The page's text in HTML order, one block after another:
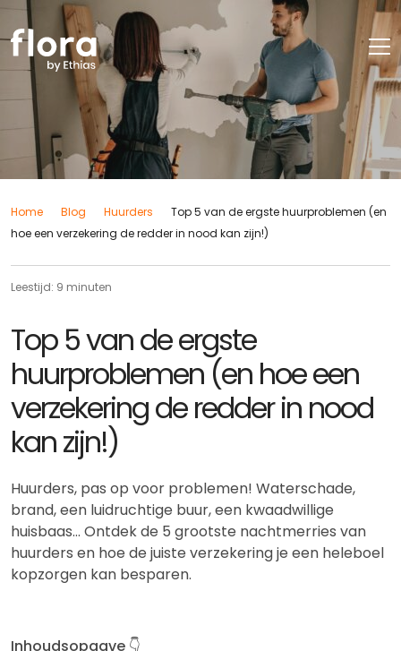
Home Blog Huurders
Top 5 van de ergste huurproblemen (en
hoe een verzekering de redder in nood kan zijn!)
Leestijd: 9 minuten
Top 5 van de ergste
huurproblemen (en hoe een
verzekering de redder in nood
kan zijn!)
Huurders, pas op voor problemen! Waterschade,
brand, een luidruchtige buur, een kwaadwillige
huisbaas… Ontdek de 5 grootste nachtmerries van
huurders en hoe de juiste verzekering je een heleboel
kopzorgen kan besparen.
Inhoudsopgave 👇